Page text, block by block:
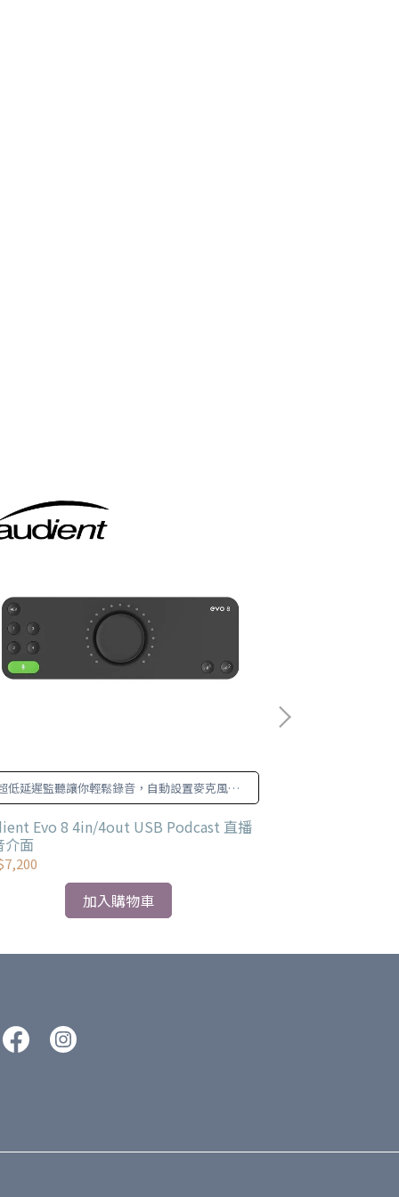
低延遲監聽讓你輕鬆錄音，自動設置麥克風音
量 直覺的軟體控制介面。
Evo 8 4in/4out USB Podcast 直播
介面
加入購物車